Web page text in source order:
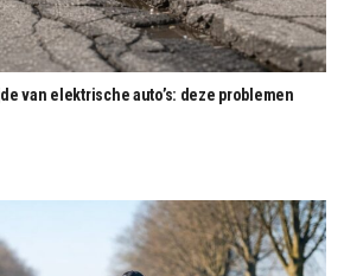
van elektrische auto’s: deze problemen